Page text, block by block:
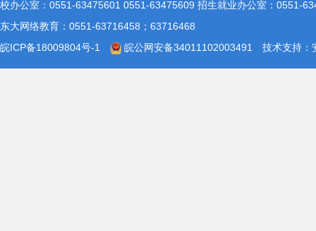
校办公室：0551-63475601 0551-63475609 招生就业办公室：0551-
东大网络教育：0551-63716458；63716468
皖ICP备18009804号-1
皖公网安备34011102003491 技术支持：